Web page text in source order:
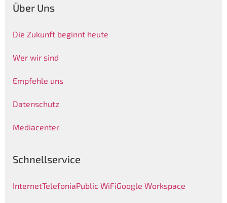
Über Uns
Die Zukunft beginnt heute
Wer wir sind
Empfehle uns
Datenschutz
Mediacenter
Schnellservice
InternetTelefoniaPublic WiFiGoogle Workspace